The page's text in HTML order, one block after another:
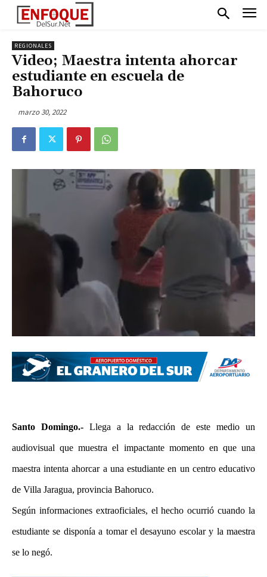
REGIONALES
Video; Maestra intenta ahorcar
estudiante en escuela de
Bahoruco
marzo 30, 2022
Santo Domingo.-Llega a la redacción de este medio un
audiovisual que muestra el impactante momento en que una
maestra intenta ahorcar a una estudiante en un centro educativo
de Villa Jaragua, provincia Bahoruco.
Según informaciones extraoficiales, el hecho ocurrió cuando la
estudiante se disponía a tomar el desayuno escolar y la maestra
se lo negó.